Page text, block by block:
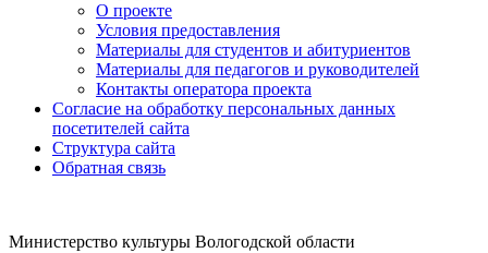
О проекте
Условия предоставления
Материалы для студентов и абитуриентов
Материалы для педагогов и руководителей
Контакты оператора проекта
Согласие на обработку персональных данных
посетителей сайта
Структура сайта
Обратная связь
Министерство культуры Вологодской области